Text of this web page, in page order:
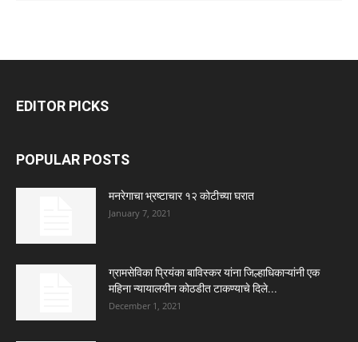
EDITOR PICKS
POPULAR POSTS
मनरेगाचा भ्रष्टाचार १२ कोटीच्या घरात
January 7, 2021
ग्रामसेविका प्रियंका बाविस्कर यांना जिल्हाधिकाऱ्यांनी एक
महिना न्यायालयीन कोठडीत टाकण्याचे दिले...
December 1, 2021